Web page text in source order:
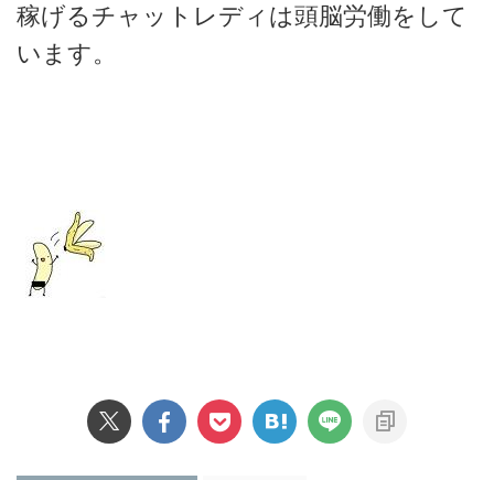
稼げるチャットレディは頭脳労働をして
います。